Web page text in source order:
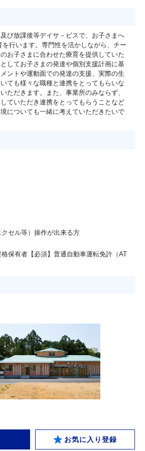
び放課後等デイサ－ビスで、お子さまへ
行います。専門性を活かしながら、チー
お子さまに合わせた療育を提供していた
してお子さまの発達や個別支援計画に基
ントや運動面での発達の支援、実際の生
ても様々な職種と連携をとってもらいな
ただきます。また、事業所のみならず、
ていただき連携をとってもらうことなど
についても一緒に考えていただきたいで
セル等）操作が出来る方
格保有者【必須】普通自動車運転免許（AT
お気に入り登録